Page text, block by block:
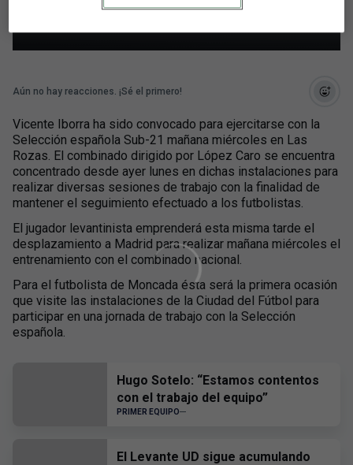
Aún no hay reacciones. ¡Sé el primero!
Vicente Iborra ha sido convocado para ejercitarse con la
Selección española Sub-21 mañana miércoles en Las
Rozas. El combinado dirigido por López Caro se encuentra
concentrado desde ayer lunes en dichas instalaciones para
realizar diversas sesiones de trabajo con la finalidad de
mantener el seguimiento efectuado a los futbolistas.
El jugador levantinista emprenderá esta misma tarde el
desplazamiento a Madrid para realizar mañana miércoles el
entrenamiento con el combinado nacional.
Para el futbolista de Moncada ésta será la primera ocasión
que visite las instalaciones de la Ciudad del Fútbol para
participar en una jornada de trabajo con la Selección
española.
Hugo Sotelo: “Estamos contentos
con el trabajo del equipo”
PRIMER EQUIPO
El Levante UD sigue acumulando